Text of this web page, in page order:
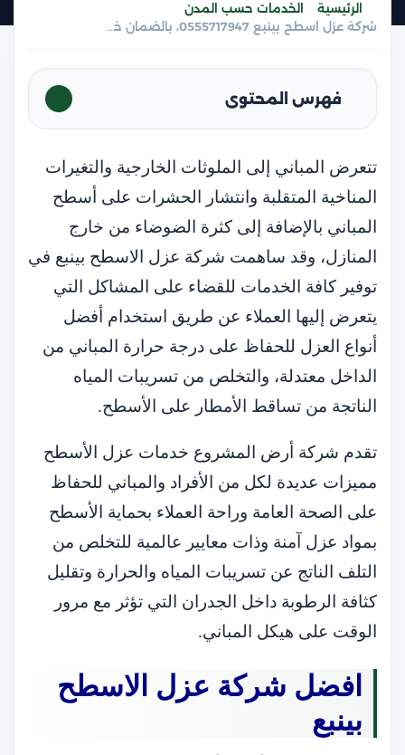
الرئيسية
الخدمات حسب المدن
شركة عزل اسطح بينبع 0555717947، بالضمان خصم 20%
فهرس المحتوى
تتعرض المباني إلى الملوثات الخارجية والتغيرات
المناخية المتقلبة وانتشار الحشرات على أسطح
المباني بالإضافة إلى كثرة الضوضاء من خارج
المنازل، وقد ساهمت شركة عزل الاسطح بينبع في
توفير كافة الخدمات للقضاء على المشاكل التي
يتعرض إليها العملاء عن طريق استخدام أفضل
أنواع العزل للحفاظ على درجة حرارة المباني من
الداخل معتدلة، والتخلص من تسريبات المياه
الناتجة من تساقط الأمطار على الأسطح.
تقدم شركة أرض المشروع خدمات عزل الأسطح
مميزات عديدة لكل من الأفراد والمباني للحفاظ
على الصحة العامة وراحة العملاء بحماية الأسطح
بمواد عزل آمنة وذات معايير عالمية للتخلص من
التلف الناتج عن تسريبات المياه والحرارة وتقليل
كثافة الرطوبة داخل الجدران التي تؤثر مع مرور
الوقت على هيكل المباني.
افضل شركة عزل الاسطح
بينبع